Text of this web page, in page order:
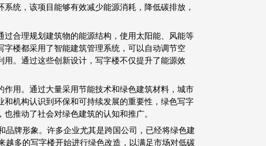
统，该项目能够有效减少能源消耗，降低碳排放，
合理规划建筑物的能源结构，使用太阳能、风能等
楼都采用了智能建筑管理系统，可以自动调节空
。通过这些创新设计，写字楼不仅提升了能源效
用。通过大量采用节能技术和绿色建筑材料，城市
机构认识到环保和可持续发展的重要性，绿色写字
推动了社会对绿色建筑的认知和推广。
牌形象。许多企业尤其是跨国公司，已经将绿色建
多的写字楼开始进行绿色改造，以满足市场对低碳